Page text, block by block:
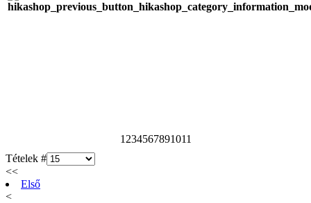
1 234567891011
Tételek #
<<
Első
<